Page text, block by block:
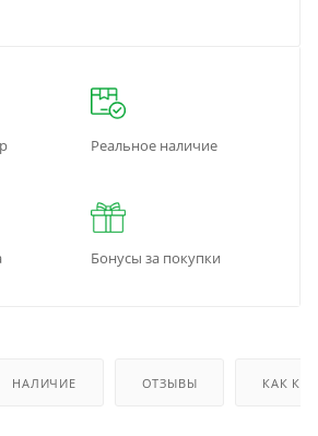
Реальное наличие
Бонусы за покупки
НАЛИЧИЕ ОТЗЫВЫ КАК